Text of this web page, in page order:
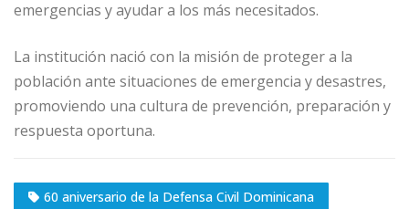
emergencias y ayudar a los más necesitados.
La institución nació con la misión de proteger a la
población ante situaciones de emergencia y desastres,
promoviendo una cultura de prevención, preparación y
respuesta oportuna.
60 aniversario de la Defensa Civil Dominicana